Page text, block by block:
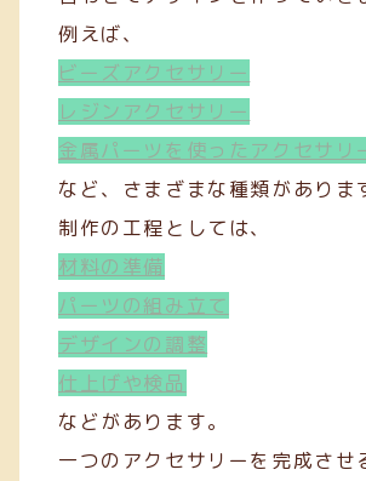
例えば、
ビーズアクセサリー
レジンアクセサリー
金属パーツを使ったアクセサリ
など、さまざまな種類がありま
制作の工程としては、
材料の準備
パーツの組み立て
デザインの調整
仕上げや検品
などがあります。
一つのアクセサリーを完成させ